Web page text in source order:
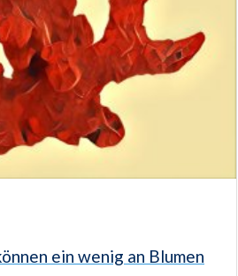
ein wenig an Blumen